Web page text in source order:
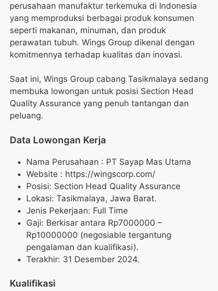
perusahaan manufaktur terkemuka di Indonesia
yang memproduksi berbagai produk konsumen
seperti makanan, minuman, dan produk
perawatan tubuh. Wings Group dikenal dengan
komitmennya terhadap kualitas dan inovasi.
Saat ini, Wings Group cabang Tasikmalaya sedang
membuka lowongan untuk posisi Section Head
Quality Assurance yang penuh tantangan dan
peluang.
Data Lowongan Kerja
Nama Perusahaan : PT Sayap Mas Utama
Website : https://wingscorp.com/
Posisi: Section Head Quality Assurance
Lokasi: Tasikmalaya, Jawa Barat.
Jenis Pekerjaan: Full Time
Gaji: Berkisar antara Rp7000000 –
Rp10000000 (negosiable tergantung
pengalaman dan kualifikasi).
Terakhir: 31 Desember 2024.
Kualifikasi